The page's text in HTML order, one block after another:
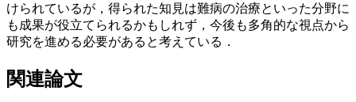
けられているが，得られた知見は難病の治療といった分野に
も成果が役立てられるかもしれず，今後も多角的な視点から
研究を進める必要があると考えている．
関連論文